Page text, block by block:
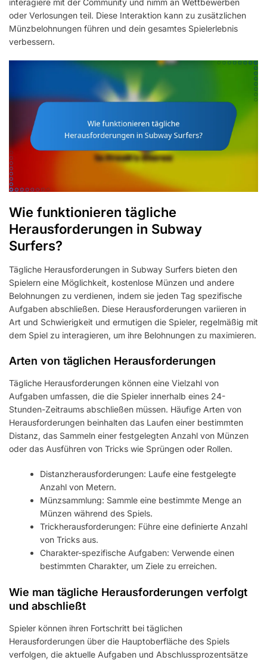
interagiere mit der Community und nimm an Wettbewerben
oder Verlosungen teil. Diese Interaktion kann zu zusätzlichen
Münzbelohnungen führen und dein gesamtes Spielerlebnis
verbessern.
Wie funktionieren tägliche
Herausforderungen in Subway
Surfers?
Tägliche Herausforderungen in Subway Surfers bieten den
Spielern eine Möglichkeit, kostenlose Münzen und andere
Belohnungen zu verdienen, indem sie jeden Tag spezifische
Aufgaben abschließen. Diese Herausforderungen variieren in
Art und Schwierigkeit und ermutigen die Spieler, regelmäßig mit
dem Spiel zu interagieren, um ihre Belohnungen zu maximieren.
Arten von täglichen Herausforderungen
Tägliche Herausforderungen können eine Vielzahl von
Aufgaben umfassen, die die Spieler innerhalb eines 24-
Stunden-Zeitraums abschließen müssen. Häufige Arten von
Herausforderungen beinhalten das Laufen einer bestimmten
Distanz, das Sammeln einer festgelegten Anzahl von Münzen
oder das Ausführen von Tricks wie Sprüngen oder Rollen.
Distanzherausforderungen: Laufe eine festgelegte
Anzahl von Metern.
Münzsammlung: Sammle eine bestimmte Menge an
Münzen während des Spiels.
Trickherausforderungen: Führe eine definierte Anzahl
von Tricks aus.
Charakter-spezifische Aufgaben: Verwende einen
bestimmten Charakter, um Ziele zu erreichen.
Wie man tägliche Herausforderungen verfolgt
und abschließt
Spieler können ihren Fortschritt bei täglichen
Herausforderungen über die Hauptoberfläche des Spiels
verfolgen, die aktuelle Aufgaben und Abschlussprozentsätze